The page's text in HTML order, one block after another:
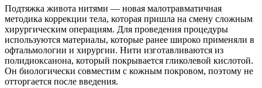
Подтяжка живота нитями — новая малотравматичная
методика коррекции тела, которая пришла на смену сложным
хирургическим операциям. Для проведения процедуры
используются материалы, которые ранее широко применяли в
офтальмологии и хирургии. Нити изготавливаются из
полидиоксанона, который покрывается гликолевой кислотой.
Он биологически совместим с кожным покровом, поэтому не
отторгается после введения.